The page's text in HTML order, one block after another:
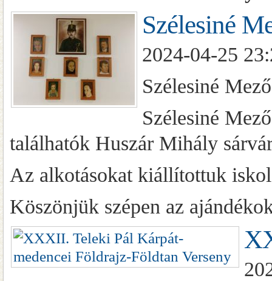
Szélesiné
2024-04-25
Szélesiné
Szélesiné
találhatók Huszár Mihály
Az alkotásokat kiállítottuk
Köszönjük szépen az